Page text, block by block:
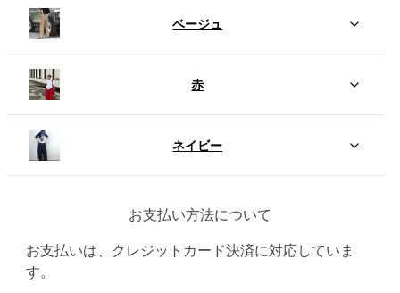
ベージュ
赤
ネイビー
お支払い方法について
お支払いは、クレジットカード決済に対応していま
す。